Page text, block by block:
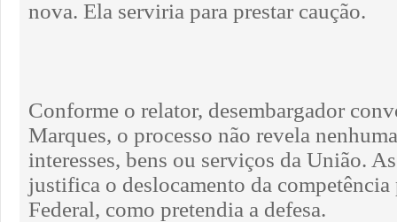
nova. Ela serviria para prestar caução.
Conforme o relator, desembargador
Marques, o processo não revela
interesses, bens ou serviços da União.
justifica o deslocamento da competência
Federal, como pretendia a defesa.